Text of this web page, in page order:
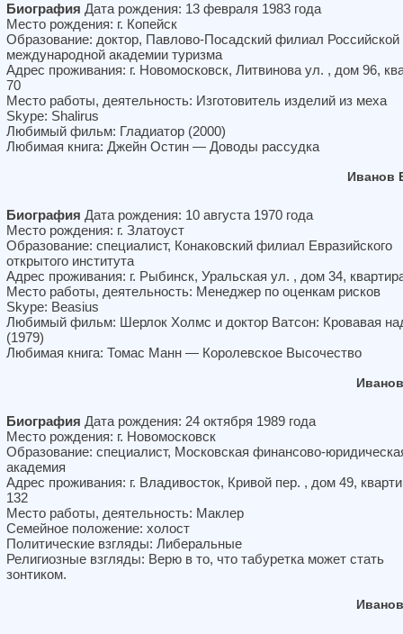
Биография Дата рождения: 13 февраля 1983 года
Место рождения: г. Копейск
Образование: доктор, Павлово-Посадский филиал Российской
международной академии туризма
Адрес проживания: г. Новомосковск, Литвинова ул. , дом 96,
70
Место работы, деятельность: Изготовитель изделий из меха
Skype: Shalirus
Любимый фильм: Гладиатор (2000)
Любимая книга: Джейн Остин — Доводы рассудка
Иванов
Биография Дата рождения: 10 августа 1970 года
Место рождения: г. Златоуст
Образование: специалист, Конаковский филиал Евразийского
открытого института
Адрес проживания: г. Рыбинск, Уральская ул. , дом 34,
Место работы, деятельность: Менеджер по оценкам рисков
Skype: Beasius
Любимый фильм: Шерлок Холмс и доктор Ватсон: Кровавая
(1979)
Любимая книга: Томас Манн — Королевское Высочество
Биография Дата рождения: 24 октября 1989 года
Место рождения: г. Новомосковск
Образование: специалист, Московская финансово-
академия
Адрес проживания: г. Владивосток, Кривой пер. , дом 49,
132
Место работы, деятельность: Маклер
Семейное положение: холост
Политические взгляды: Либеральные
Религиозные взгляды: Верю в то, что табуретка может стать
зонтиком.